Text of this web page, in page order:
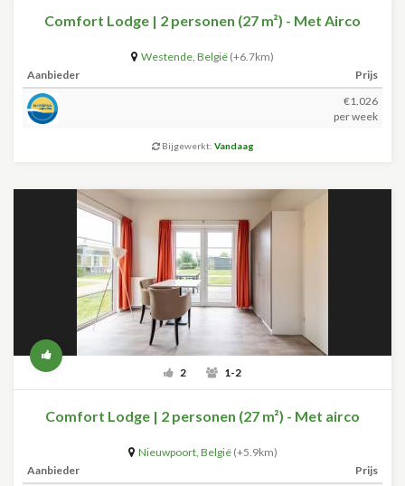
Comfort Lodge | 2 personen (27 m²) - Met Airco
Westende, België (+6.7km)
Aanbieder
Prijs
€1.026
per week
Bijgewerkt: Vandaag
2 1-2
Comfort Lodge | 2 personen (27 m²) - Met airco
Nieuwpoort, België (+5.9km)
Aanbieder
Prijs